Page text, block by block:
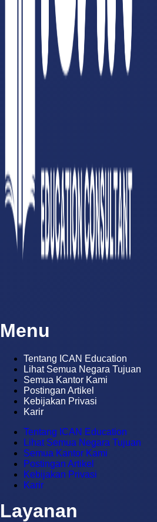
Menu
Tentang ICAN Education
Lihat Semua Negara Tujuan
Semua Kantor Kami
Postingan Artikel
Kebijakan Privasi
Karir
Tentang ICAN Education
Lihat Semua Negara Tujuan
Semua Kantor Kami
Postingan Artikel
Kebijakan Privasi
Karir
Layanan